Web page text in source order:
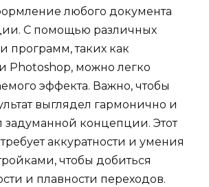
любого документа
С помощью различных
программ, таких как
Photoshop, можно легко
эффекта. Важно, чтобы
выглядел гармонично и
задуманной концепции. Этот
аккуратности и умения
чтобы добиться
и плавности переходов.